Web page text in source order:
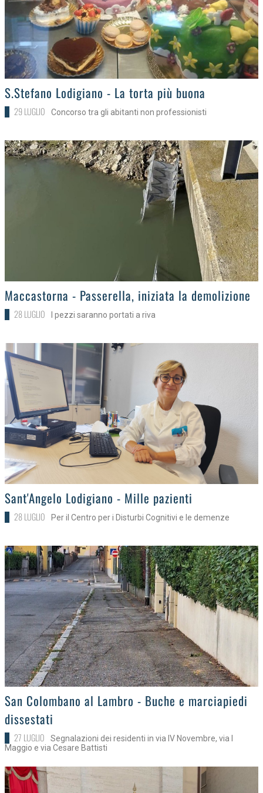
>
S.Stefano Lodigiano - La torta più buona
29 LUGLIO Concorso tra gli abitanti non professionisti
>Maccastorna - Passerella, iniziata la demolizione
28 LUGLIO I pezzi saranno portati a riva
>
Sant'Angelo Lodigiano - Mille pazienti
28 LUGLIO Per il Centro per i Disturbi Cognitivi e le demenze
>
San Colombano al Lambro - Buche e marciapiedi
dissestati
27 LUGLIO
Segnalazioni dei residenti in via IV Novembre, via I
Maggio e via Cesare Battisti